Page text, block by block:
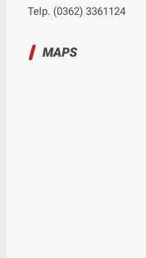
Telp. (0362) 3361124
MAPS